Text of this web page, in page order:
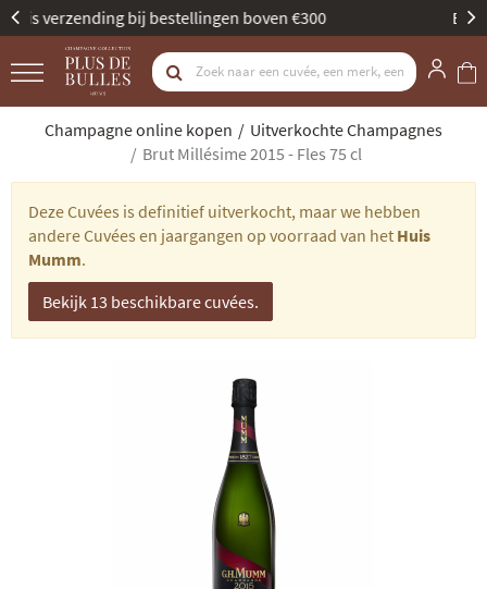
Beste Champagne Specialist door Gault & Millau
Champagne online kopen
Uitverkochte Champagnes
Brut Millésime 2015 - Fles 75 cl
Deze Cuvées is definitief uitverkocht, maar we hebben
andere Cuvées en jaargangen op voorraad van het Huis
Mumm.
Bekijk 13 beschikbare cuvées.